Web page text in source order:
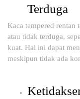
Terduga
Kaca tempered rentan
atau tidak terduga,
kuat. Hal ini dapat
meskipun tidak ada